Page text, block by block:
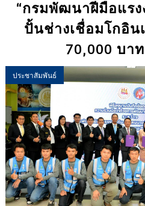
“กรมพัฒนาฝีมือแร
ปั้นช่างเชื่อมโกอิน
70,000 บา
ประชาสัมพันธ์